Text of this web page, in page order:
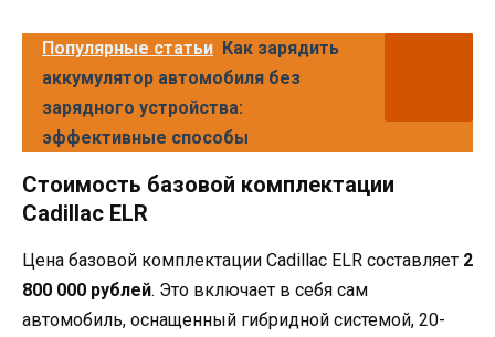
Популярные статьи Как зарядить
аккумулятор автомобиля без
зарядного устройства:
эффективные способы
Стоимость базовой комплектации
Cadillac ELR
Цена базовой комплектации Cadillac ELR составляет 2
800 000 рублей. Это включает в себя сам
автомобиль, оснащенный гибридной системой, 20-